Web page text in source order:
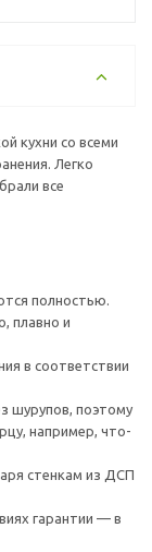
кухни со всеми
Легко
все
полностью.
плавно и
в соответствии
шурупов, поэтому
например, что-
стенкам из ДСП
гарантии — в